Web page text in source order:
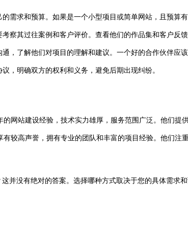
需求和预算。如果是一个小型项目或简单网站，且预
其过往案例和客户评价。查看他们的作品集和客户反馈
了解他们对项目的理解和建议。一个好的合作伙伴应
明确双方的权利和义务，避免后期出现纠纷。
网站建设经验，技术实力雄厚，服务范围广泛。他们提
高声誉，拥有专业的团队和丰富的项目经验。他们注
没有绝对的答案。选择哪种方式取决于您的具体需求